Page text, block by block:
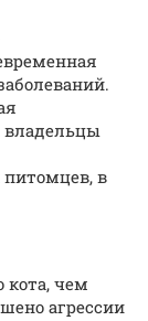
в
кота, чем
агрессии